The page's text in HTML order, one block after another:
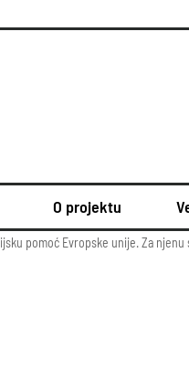
O projektu
pomoć Evropske unije. Za